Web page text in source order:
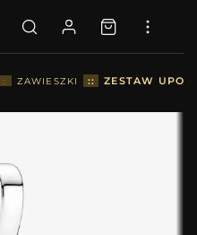
:: ZAWIESZKI :: ZESTAW